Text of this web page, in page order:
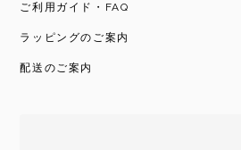
ご利用ガイド・FAQ
ラッピングのご案内
配送のご案内